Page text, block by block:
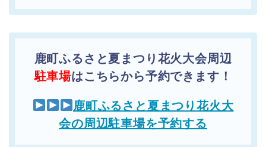
鹿町ふるさと夏まつり花火大会周辺
駐車場はこちらから予約できます！
鹿町ふるさと夏まつり花火大
会の周辺駐車場を予約する